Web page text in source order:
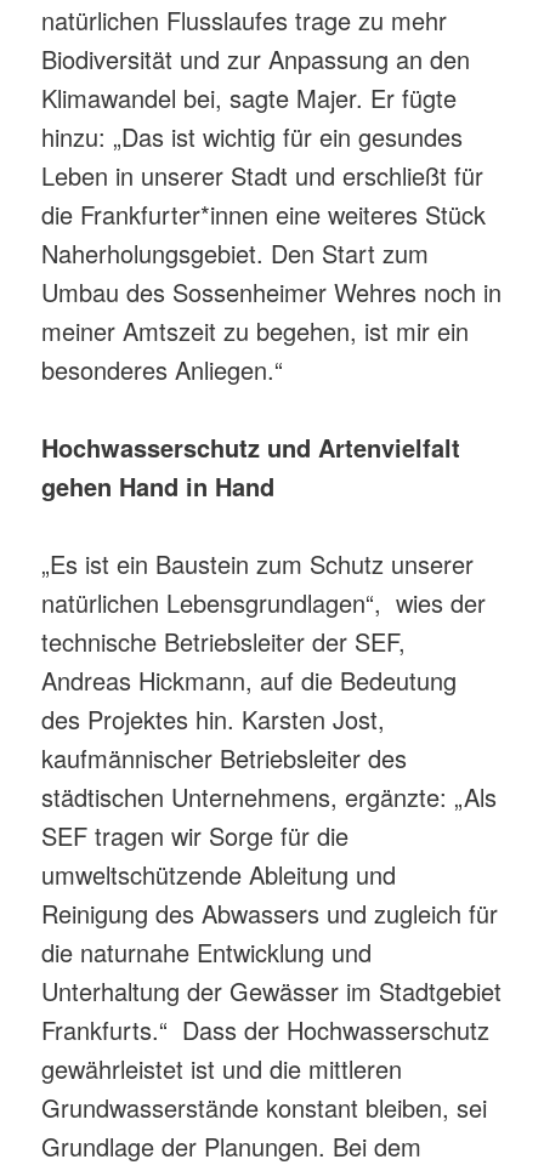
natürlichen Flusslaufes trage zu mehr
Biodiversität und zur Anpassung an den
Klimawandel bei, sagte Majer. Er fügte
hinzu: „Das ist wichtig für ein gesundes
Leben in unserer Stadt und erschließt für
die Frankfurter*innen eine weiteres Stück
Naherholungsgebiet. Den Start zum
Umbau des Sossenheimer Wehres noch in
meiner Amtszeit zu begehen, ist mir ein
besonderes Anliegen.“
Hochwasserschutz und Artenvielfalt
gehen Hand in Hand
„Es ist ein Baustein zum Schutz unserer
natürlichen Lebensgrundlagen“, wies der
technische Betriebsleiter der SEF,
Andreas Hickmann, auf die Bedeutung
des Projektes hin. Karsten Jost,
kaufmännischer Betriebsleiter des
städtischen Unternehmens, ergänzte: „Als
SEF tragen wir Sorge für die
umweltschützende Ableitung und
Reinigung des Abwassers und zugleich für
die naturnahe Entwicklung und
Unterhaltung der Gewässer im Stadtgebiet
Frankfurts.“ Dass der Hochwasserschutz
gewährleistet ist und die mittleren
Grundwasserstände konstant bleiben, sei
Grundlage der Planungen. Bei dem